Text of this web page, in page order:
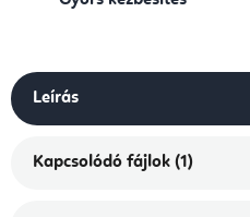
Leírás
Kapcsolódó fájlok (1)